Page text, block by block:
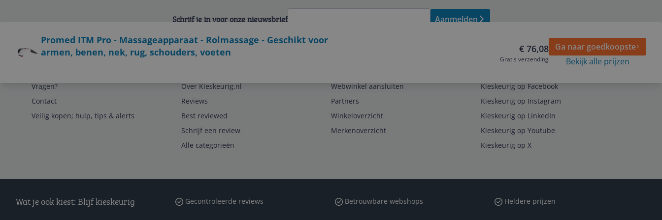
Promed ITM Pro - Massageapparaat - Rolmassage - Geschikt voor
armen, benen, nek, rug, schouders, voeten
€ 76,08
Gratis verzending
Ga naar goedkoopste
Bekijk alle prijzen
Schrijf je in voor onze nieuwsbrief Aanmelden
Vragen?
Contact
Veilig kopen; hulp, tips & alerts
Over Kieskeurig.nl
Reviews
Best reviewed
Schrijf een review
Alle categorieën
Webwinkel aansluiten
Partners
Winkeloverzicht
Merkenoverzicht
Kieskeurig op Facebook
Kieskeurig op Instagram
Kieskeurig op LinkedIn
Kieskeurig op Youtube
Kieskeurig op X
Wat je ook kiest: Blijf kieskeurig Gecontroleerde reviews Betrouwbare webshops Heldere prijzen